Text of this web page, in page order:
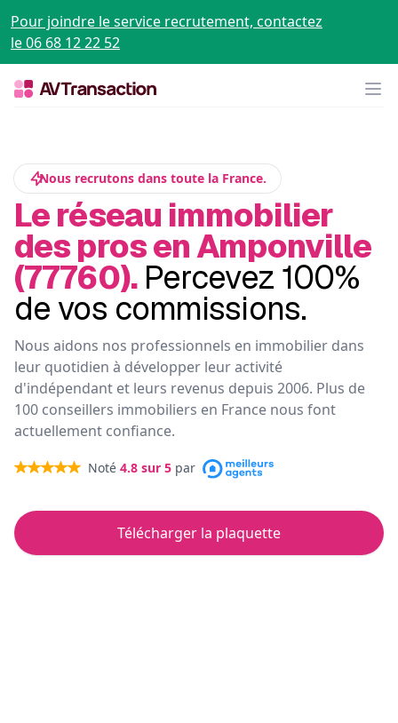
Pour joindre le service recrutement, contactez
le 06 68 12 22 52
Nous recrutons dans toute la France.
Le réseau immobilier
des pros en Amponville
(77760). Percevez 100%
de vos commissions.
Nous aidons nos professionnels en immobilier dans
leur quotidien à développer leur activité
d'indépendant et leurs revenus depuis 2006. Plus de
100 conseillers immobiliers en France nous font
actuellement confiance.
Noté 4.8 sur 5 par
Télécharger la plaquette